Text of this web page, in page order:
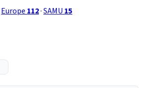
Europe 112·SAMU 15